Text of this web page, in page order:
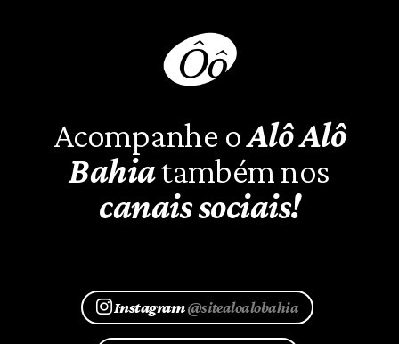
Acompanhe oAlô Alô
Bahiatambém nos
canais sociais!
Instagram@sitealoalobahia